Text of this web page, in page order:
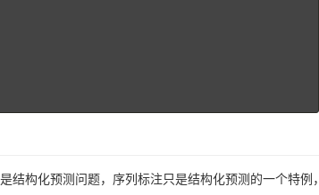
构化预测问题，序列标注只是结构化预测的一个特例，